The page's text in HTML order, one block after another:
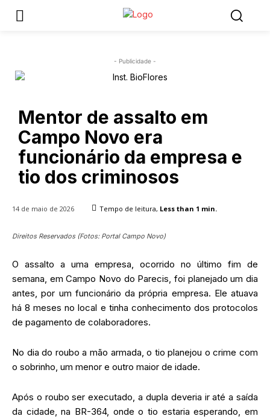
- Publicidade -
Mentor de assalto em
Campo Novo era
funcionário da empresa e
tio dos criminosos
14 de maio de 2026 Tempo de leitura, Less than 1 min.
Direitos Reservados (Fotos: Portal Campo Novo)
O assalto a uma empresa, ocorrido no último fim de
semana, em Campo Novo do Parecis, foi planejado um dia
antes, por um funcionário da própria empresa. Ele atuava
há 8 meses no local e tinha conhecimento dos protocolos
de pagamento de colaboradores.
No dia do roubo a mão armada, o tio planejou o crime com
o sobrinho, um menor e outro maior de idade.
Após o roubo ser executado, a dupla deveria ir até a saída
da cidade, na BR-364, onde o tio estaria esperando, em